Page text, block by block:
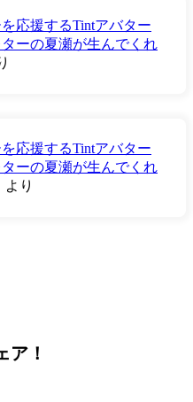
応援するTintアバター
ーの夏瀬が生んでくれ
応援するTintアバター
ーの夏瀬が生んでくれ
より
ア！